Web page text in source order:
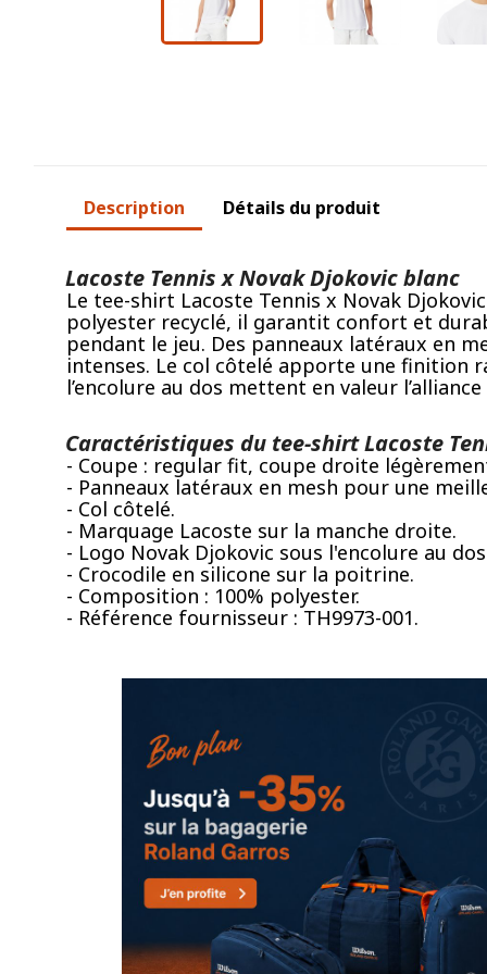
Description Détails du produit
Lacoste Tennis x Novak Djokovic blanc
Le tee-shirt Lacoste Tennis x Novak
polyester recyclé, il garantit confort et
pendant le jeu. Des panneaux latéraux en
intenses. Le col côtelé apporte une finition
l’encolure au dos mettent en valeur
Caractéristiques du tee-shirt Lacoste
- Coupe : regular fit, coupe droite
- Panneaux latéraux en mesh pour une
- Col côtelé.
- Marquage Lacoste sur la manche droite.
- Logo Novak Djokovic sous l'encolure au
- Crocodile en silicone sur la poitrine.
- Composition : 100% polyester.
- Référence fournisseur : TH9973-001.